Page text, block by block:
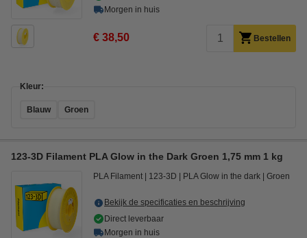
Morgen in huis
€ 38,50 Bestellen
Kleur:
Blauw Groen
123-3D Filament PLA Glow in the Dark Groen 1,75 mm 1 kg
PLA Filament 123-3D PLA Glow in the dark Groen
Bekijk de specificaties en beschrijving
Direct leverbaar
Morgen in huis